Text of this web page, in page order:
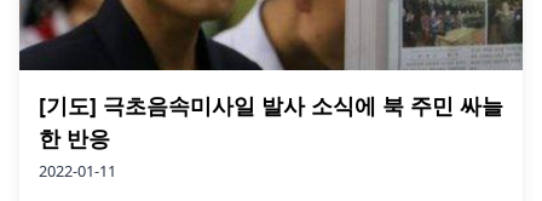
[기도] 극초음속미사일 발사 소식에 북 주민 싸늘
한 반응
2022-01-11